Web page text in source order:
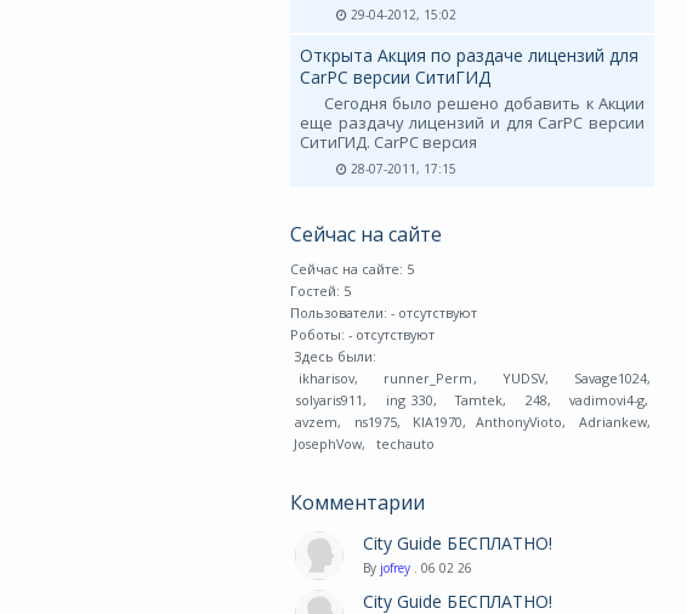
29-04-2012, 15:02
Открыта Акция по раздаче лицензий для
CarPC версии СитиГИД
Сегодня было решено добавить к Акции
еще раздачу лицензий и для CarPC версии
СитиГИД. CarPC версия
28-07-2011, 17:15
Сейчас на сайте
Сейчас на сайте: 5
Гостей: 5
Пользователи:- отсутствуют
Роботы:- отсутствуют
Здесь были:
ikharisov, runner_Perm, YUDSV, Savage1024,
solyaris911, ing 330, Tamtek, 248, vadimovi4-g,
avzem, ns1975, KIA1970, AnthonyVioto, Adriankew,
JosephVow, techauto
Комментарии
City Guide БЕСПЛАТНО!
By jofrey . 06 02 26
City Guide БЕСПЛАТНО!